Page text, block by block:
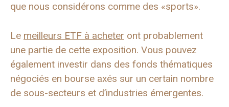
que nous considérons comme des «sports».
Le meilleurs ETF à acheter ont probablement
une partie de cette exposition. Vous pouvez
également investir dans des fonds thématiques
négociés en bourse axés sur un certain nombre
de sous-secteurs et d’industries émergentes.